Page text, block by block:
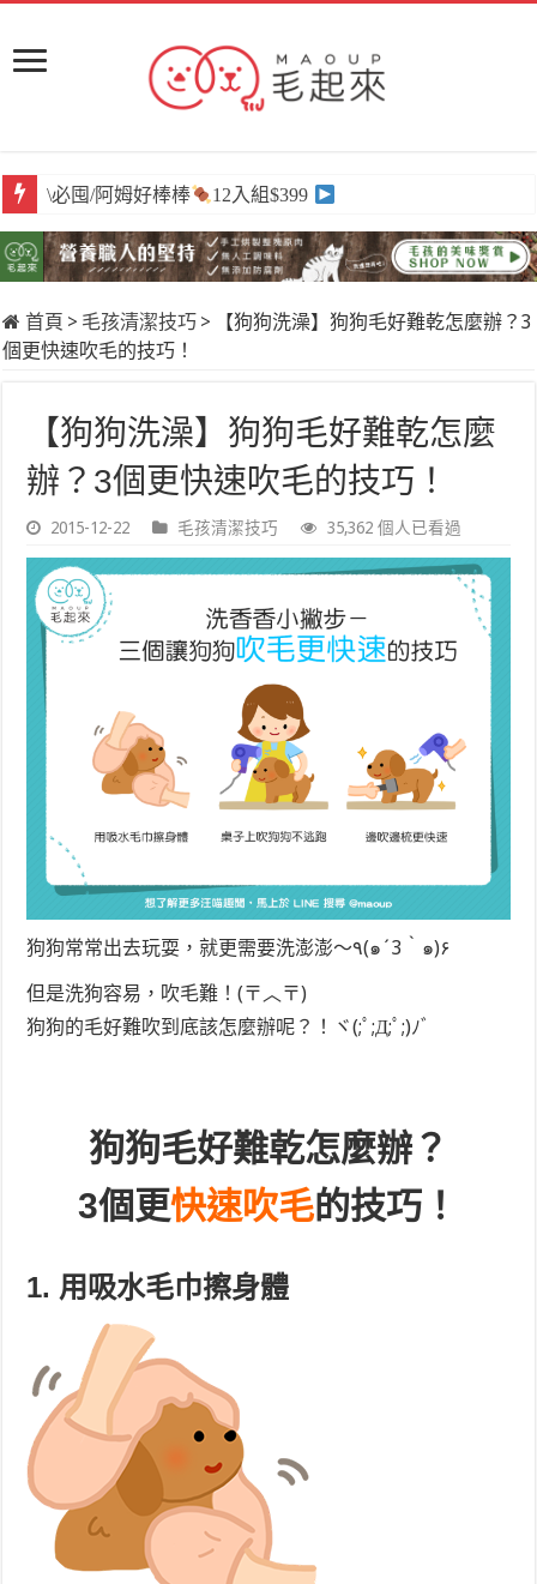
\必囤/阿姆好棒棒 12入組$399
首頁 > 毛孩清潔技巧 >
【狗狗洗澡】狗狗毛好難乾怎麼辦？3
個更快速吹毛的技巧！
【狗狗洗澡】狗狗毛好難乾怎麼
辦？3個更快速吹毛的技巧！
2015-12-22 毛孩清潔技巧 35,362 個人已看過
狗狗常常出去玩耍，就更需要洗澎澎～٩(๑´3｀๑)۶
但是洗狗容易，吹毛難！(〒︿〒)
狗狗的毛好難吹到底該怎麼辦呢？！ヾ(;ﾟ;Д;ﾟ;)ﾉﾞ
狗狗毛好難乾怎麼辦？
3個更快速吹毛的技巧！
1. 用吸水毛巾擦身體